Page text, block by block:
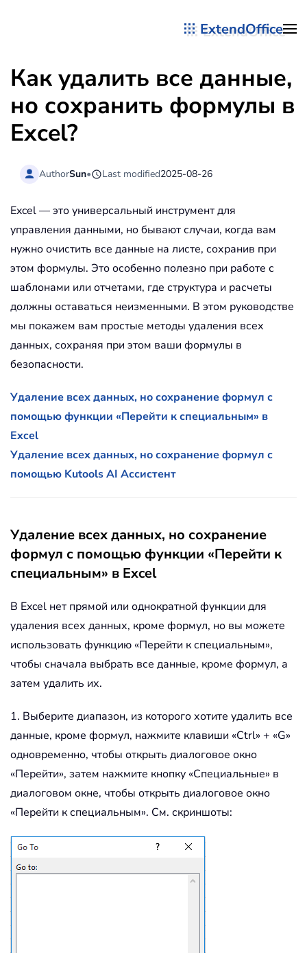
ExtendOffice
Как удалить все данные,
но сохранить формулы в
Excel?
AuthorSun• Last modified2025-08-26
Excel — это универсальный инструмент для
управления данными, но бывают случаи, когда вам
нужно очистить все данные на листе, сохранив при
этом формулы. Это особенно полезно при работе с
шаблонами или отчетами, где структура и расчеты
должны оставаться неизменными. В этом руководстве
мы покажем вам простые методы удаления всех
данных, сохраняя при этом ваши формулы в
безопасности.
Удаление всех данных, но сохранение формул с
помощью функции «Перейти к специальным» в
Excel
Удаление всех данных, но сохранение формул с
помощью Kutools AI Ассистент
Удаление всех данных, но сохранение
формул с помощью функции «Перейти к
специальным» в Excel
В Excel нет прямой или однократной функции для
удаления всех данных, кроме формул, но вы можете
использовать функцию «Перейти к специальным»,
чтобы сначала выбрать все данные, кроме формул, а
затем удалить их.
1. Выберите диапазон, из которого хотите удалить все
данные, кроме формул, нажмите клавиши «Ctrl» + «G»
одновременно, чтобы открыть диалоговое окно
«Перейти», затем нажмите кнопку «Специальные» в
диалоговом окне, чтобы открыть диалоговое окно
«Перейти к специальным». См. скриншоты: